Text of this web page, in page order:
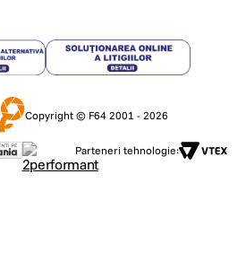
Copyright © F64 2001 - 2026
Parteneri tehnologie: